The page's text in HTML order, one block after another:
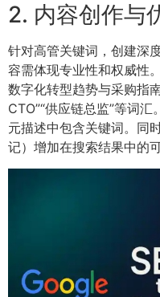
2. 内容创作与
针对高管关键词，创建深
容需体现专业性和权威性
数字化转型趋势与采购指
CTO”“供应链总监”等词汇
元描述中包含关键词。同
记）增加在搜索结果中的可